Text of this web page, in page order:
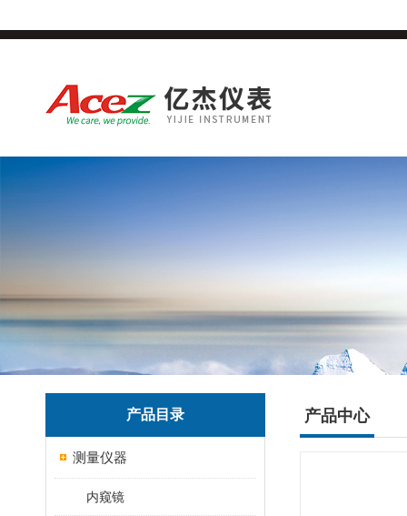
产品目录
测量仪器
内窥镜
产品中心